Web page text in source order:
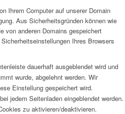
Ihrem Computer auf unserer Domain
Aus Sicherheitsgründen können wie
von anderen Domains gespeichert
Ihres Browsers
dauerhaft ausgeblendet wird und
wurde, abgelehnt werden. Wir
Einstellung gespeichert wird.
jedem Seitenladen eingeblendet werden.
zu aktivieren/deaktivieren.